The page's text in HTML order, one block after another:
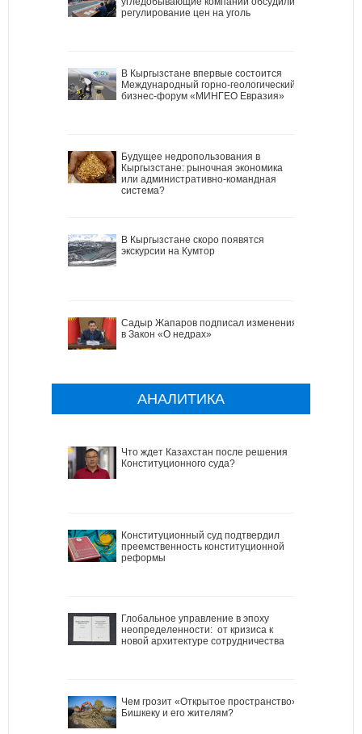
регулирование цен на уголь
В Кыргызстане впервые состоится
Международный горно-геологический
бизнес-форум «МИНГЕО Евразия»
Будущее недропользования в
Кыргызстане: рыночная экономика
или административно-командная
система?
В Кыргызстане скоро появятся
экскурсии на Кумтор
Садыр Жапаров подписал изменения
в Закон «О недрах»
АНАЛИТИКА
Что ждет Казахстан после решения
Конституционного суда?
Конституционный суд подтвердил
преемственность конституционной
реформы
Глобальное управление в эпоху
неопределенности: от кризиса к
новой архитектуре сотрудничества
Чем грозит «Открытое пространство»
Бишкеку и его жителям?